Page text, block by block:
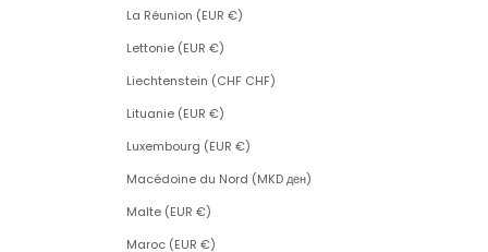
La Réunion (EUR €)
Lettonie (EUR €)
Liechtenstein (CHF CHF)
Lituanie (EUR €)
Luxembourg (EUR €)
Macédoine du Nord (MKD ден)
Malte (EUR €)
Maroc (EUR €)